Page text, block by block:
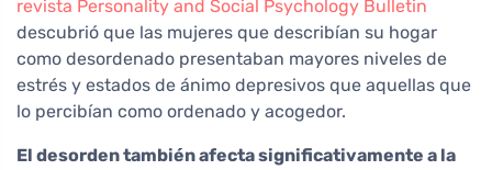
revista Personality and Social Psychology Bulletin
descubrió que las mujeres que describían su hogar
como desordenado presentaban mayores niveles de
estrés y estados de ánimo depresivos que aquellas que
lo percibían como ordenado y acogedor.
El desorden también afecta significativamente a la